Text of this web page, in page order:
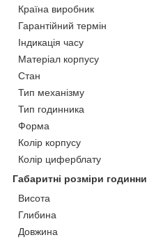
Країна виробник
Гарантійний термін
Індикація часу
Матеріал корпусу
Стан
Тип механізму
Тип годинника
Форма
Колір корпусу
Колір циферблату
Габаритні розміри
Висота
Глибина
Довжина